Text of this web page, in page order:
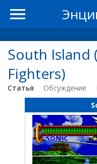
South Island
Fighters)
Статья Обсуждение